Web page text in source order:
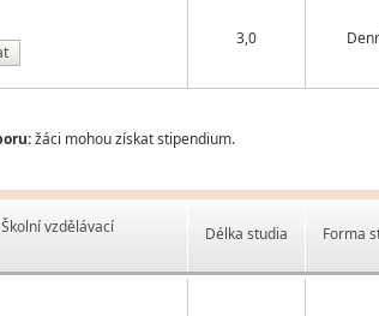
3,0
žáci mohou získat stipendium.
vzdělávací Délka studia Forma